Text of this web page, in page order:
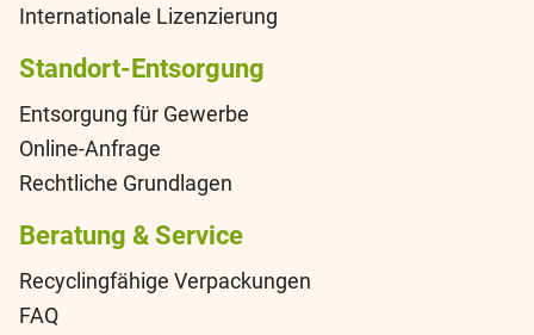
Internationale Lizenzierung
Standort-Entsorgung
Entsorgung für Gewerbe
Online-Anfrage
Rechtliche Grundlagen
Beratung & Service
Recyclingfähige Verpackungen
FAQ